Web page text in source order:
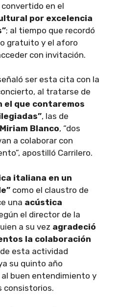
en el
por excelencia
; al tiempo que recordó
gratuito y el aforo
con invitación.
ser esta cita con la
al tratarse de
el que contaremos
, las de
Blanco, “dos
a colaborar con
apostilló Carrilero.
italiana en un
como el claustro de
una acústica
el director de la
a su vez agradeció
la colaboración
de esta actividad
su quinto año
buen entendimiento y
consistorios.